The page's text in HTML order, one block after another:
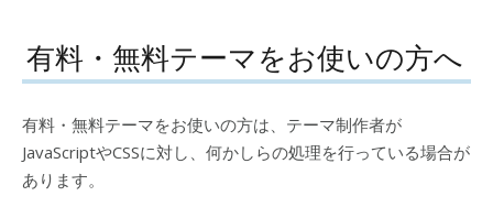
有料・無料テーマをお使いの方へ
有料・無料テーマをお使いの方は、テーマ制作者が
JavaScriptやCSSに対し、何かしらの処理を行っている場合が
あります。